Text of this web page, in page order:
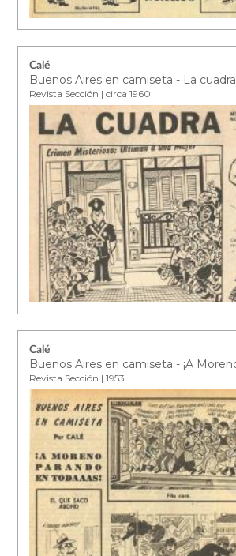
Calé
Buenos Aires en camiseta - La cuadra
Revista Sección | circa 1960
Calé
Revista Sección | 1953